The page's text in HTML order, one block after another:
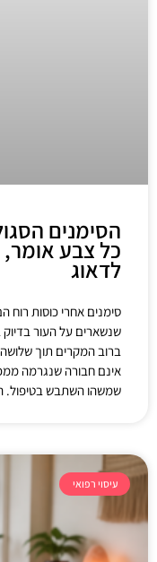
הסימנים
כל צבע אומר,
לדאוג
סימנים אחרי כוסות רוח
שנשארים על העור
ברוב המקרים תוך
אינם חבורה שנגרמה
שמשהו השתבש בטיפול.
עיסוי רפואי